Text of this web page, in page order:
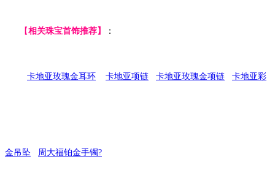
【相关珠宝首饰推荐】 ：
卡地亚玫瑰金耳环 卡地亚项链 卡地亚玫瑰金项链 卡地亚彩
金吊坠 周大福铂金手镯?